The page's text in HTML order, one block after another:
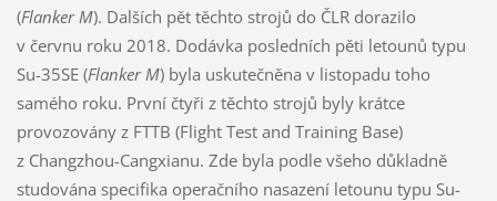
(Flanker M). Dalších pět těchto strojů do ČLR dorazilo
v červnu roku 2018. Dodávka posledních pěti letounů typu
Su-35SE (Flanker M) byla uskutečněna v listopadu toho
samého roku. První čtyři z těchto strojů byly krátce
provozovány z FTTB (Flight Test and Training Base)
z Changzhou-Cangxianu. Zde byla podle všeho důkladně
studována specifika operačního nasazení letounu typu Su-